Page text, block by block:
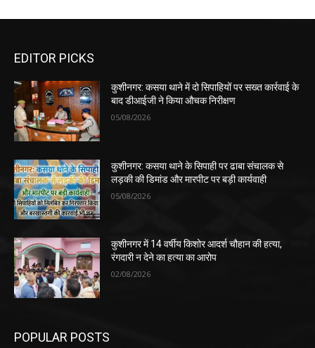
EDITOR PICKS
कुशीनगर: कसया थाने में दो सिपाहियों पर सख्त कार्रवाई के
बाद डीआईजी ने किया औचक निरीक्षण
05/08/2026
कुशीनगर: कसया थाने के सिपाही पर ढाबा संचालक से
लड़की की डिमांड और मारपीट पर बड़ी कार्यवाही
05/08/2026
कुशीनगर में 14 वर्षीय किशोर आदर्श चौहान की हत्या,
रंगदारी न देने का हत्या का आरोप
02/08/2026
POPULAR POSTS